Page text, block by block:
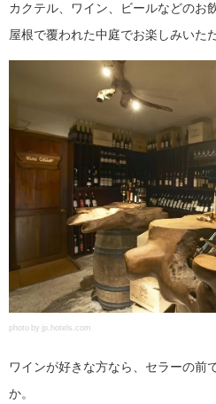
カクテル、ワイン、ビールなどのお
屋根で覆われた中庭でお楽しみいた
photo by jp.hotels.com
ワインが好きな方なら、セラーの前
か。